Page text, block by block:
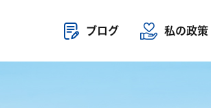
ブログ 私の政策